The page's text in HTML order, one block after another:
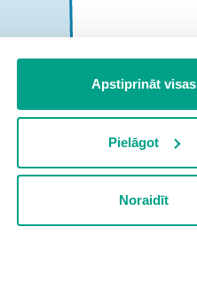
Apstiprināt visas
Pielāgot
Noraidīt
augusts
Informācija apkopota plkst.